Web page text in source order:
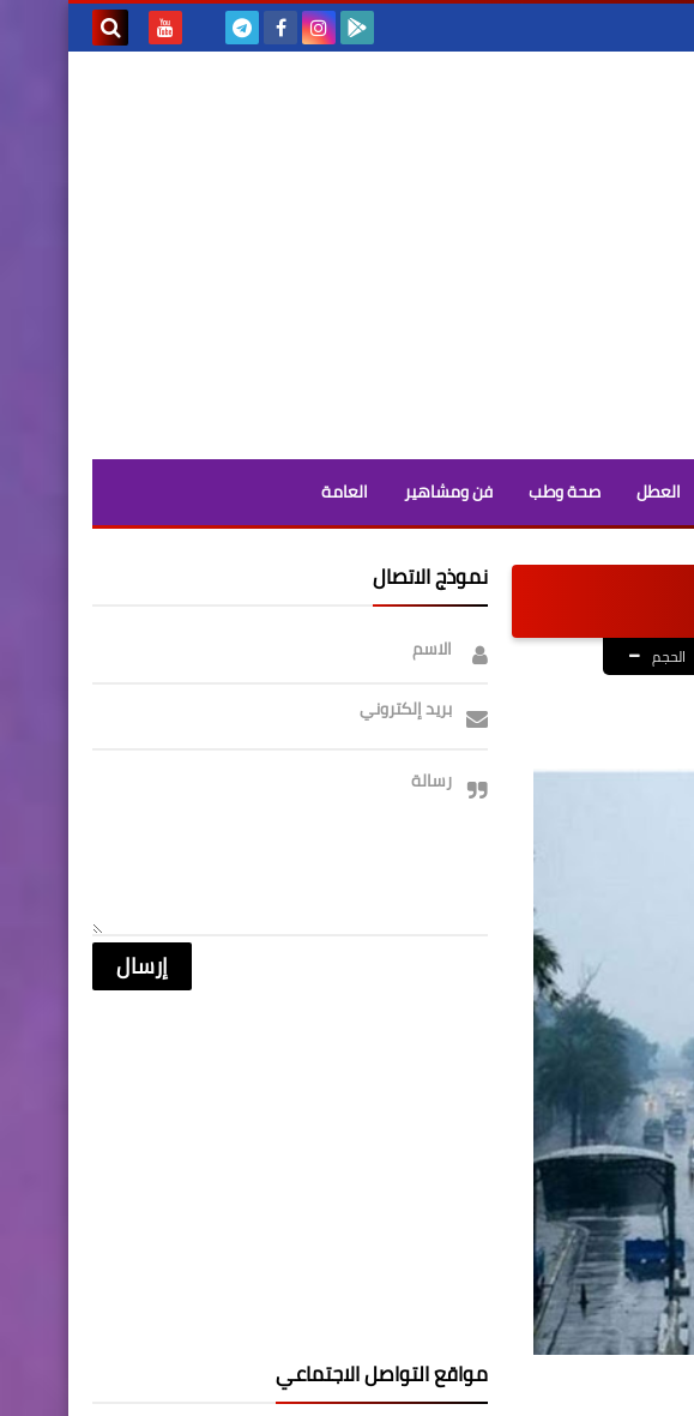
العطل صحة وطب فن ومشاهير العامة
الحجم
نموذج الاتصال
الاسم
بريد إلكتروني
رسالة
مواقع التواصل الاجتماعي